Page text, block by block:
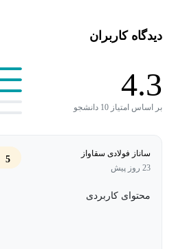
دیدگاه کاربران
4.3
بر اساس امتیاز 10 دانشجو
ساناز فولادی سقاواز
23 روز پیش
5
محتوای کاربردی